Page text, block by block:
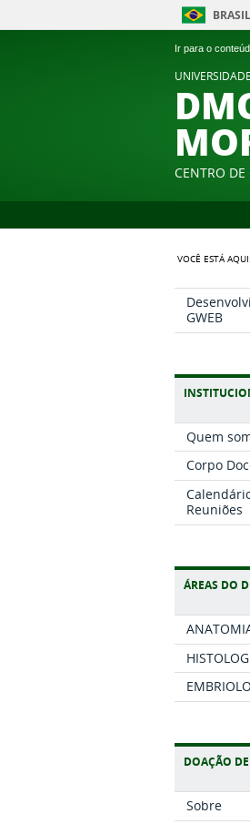
Ir para o
BRASIL
CENTRO DE
VOCÊ ESTÁ AQUI:
GWEB
Quem
Corpo
Reuniões
ÁREAS DO
DOAÇÃO
Sobre